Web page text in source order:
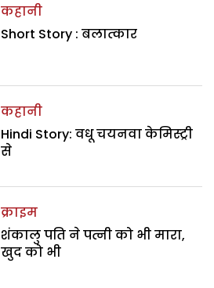
कहानी
Short Story : बलात्कार
कहानी
Hindi Story: वधू चयनवा केमिस्ट्री
से
क्राइम
शंकालु पति ने पत्नी को भी मारा,
खुद को भी